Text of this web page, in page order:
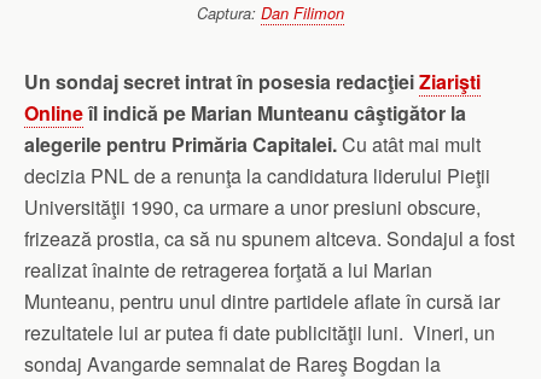
Captura: Dan Filimon
Un sondaj secret intrat în posesia redacţieiZiarişti
Onlineîl indică pe Marian Munteanu câştigător la
alegerile pentru Primăria Capitalei.Cu atât mai mult
decizia PNL de a renunţa la candidatura liderului Pieţii
Universităţii 1990, ca urmare a unor presiuni obscure,
frizează prostia, ca să nu spunem altceva. Sondajul a fost
realizat înainte de retragerea forţată a lui Marian
Munteanu, pentru unul dintre partidele aflate în cursă iar
rezultatele lui ar putea fi date publicităţii luni. Vineri, un
sondaj Avangarde semnalat de Rareş Bogdan la